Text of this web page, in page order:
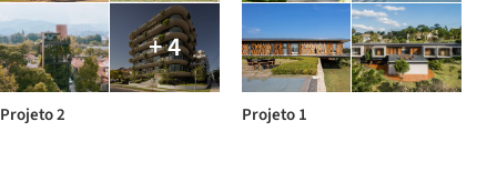
+ 4
Projeto 2 Projeto 1